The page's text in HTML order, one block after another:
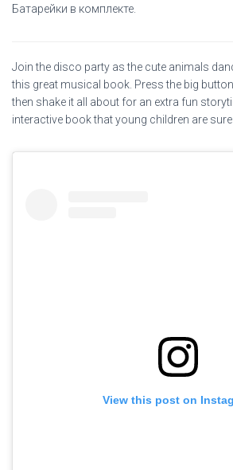
Батарейки в комплекте.
Join the disco party as the cute animals
this great musical book. Press the big
then shake it all about for an extra fun
interactive book that young children are sure
View this post on